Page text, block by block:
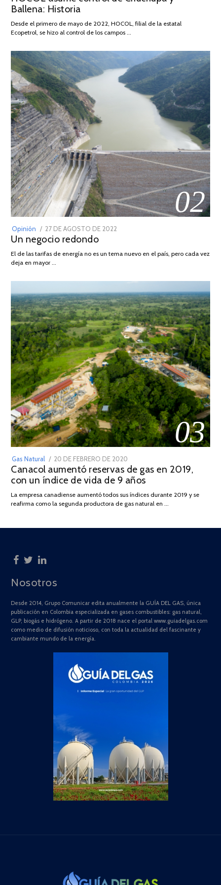
2026
Ballena: Historia
Desde el primero de mayo de 2022, HOCOL, filial de la estatal
Ecopetrol, se hizo al control de los campos …
02
Opinión
POSTED
ON
27 DE AGOSTO DE 2022
DE
Un negocio redondo
El de las tarifas de energía no es un tema nuevo en el país, pero cada vez
deja en mayor …
03
Gas Natural
POSTED
ON
20 DE FEBRERO DE 2020
DE
JULIO
2025
Canacol aumentó reservas de gas en 2019,
con un índice de vida de 9 años
La empresa canadiense aumentó todos sus índices durante 2019 y se
reafirma como la segunda productora de gas natural en …
Nosotros
Desde 2014, Grupo Comunicar edita anualmente la GUÍA DEL GAS, única
publicación en Colombia especializada en gases combustibles: gas natural,
GLP, biogás e hidrógeno. A partir de 2018 nace el portal www.guiadelgas.com
como medio de difusión noticioso, con toda la actualidad del fascinante y
cambiante mundo de la energía.